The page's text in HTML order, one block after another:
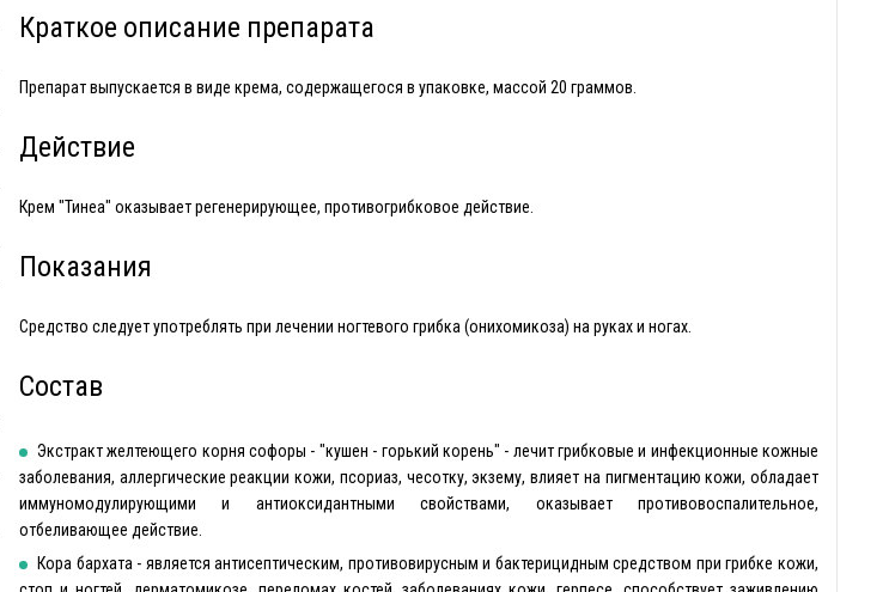
Краткое описание препарата
Препарат выпускается в виде крема, содержащегося в упаковке, массой 20 граммов.
Действие
Крем "Тинеа" оказывает регенерирующее, противогрибковое действие.
Показания
Средство следует употреблять при лечении ногтевого грибка (онихомикоза) на руках и ногах.
Состав
Экстракт желтеющего корня софоры - "кушен - горький корень" - лечит грибковые и инфекционные кожные
заболевания, аллергические реакции кожи, псориаз, чесотку, экзему, влияет на пигментацию кожи, обладает
иммуномодулирующими и антиоксидантными свойствами, оказывает противовоспалительное,
отбеливающее действие.
Кора бархата - является антисептическим, противовирусным и бактерицидным средством при грибке кожи,